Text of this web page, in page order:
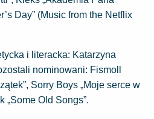
Day” (Music from the Netflix
i literacka: Katarzyna
nominowani: Fismoll
Sorry Boys „Moje serce w
„Some Old Songs”.